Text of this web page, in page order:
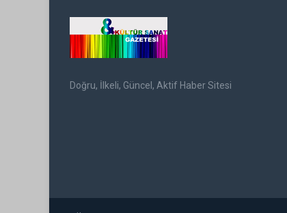
Doğru, İlkeli, Güncel, Aktif Haber Sitesi